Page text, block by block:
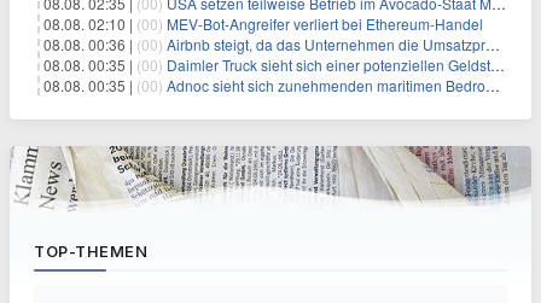
08.08. 02:10 | (00) MEV-Bot-Angreifer verliert bei Ethereum-Handel
08.08. 00:36 | (00) Airbnb steigt, da das Unternehmen die Umsatzprognose anhebt und starkes Wachstum signalisiert
08.08. 00:35 | (00) Daimler Truck sieht sich einer potenziellen Geldstrafe von 1 Milliarde Euro aufgrund von EU-Emissionsvorschriften gegenüber
08.08. 00:35 | (00) Adnoc sieht sich zunehmenden maritimen Bedrohungen angesichts regionaler Spannungen gegenüber
TOP-THEMEN